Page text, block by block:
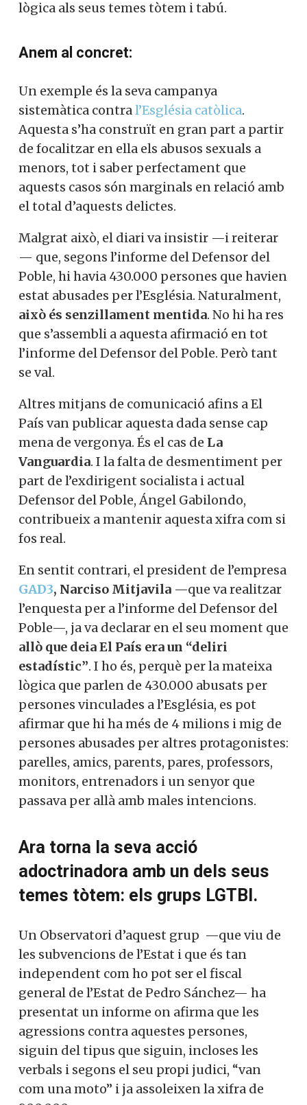
lògica als seus temes tòtem i tabú.
Anem al concret:
Un exemple és la seva campanya
sistemàtica contral’Església catòlica.
Aquesta s’ha construït en gran part a partir
de focalitzar en ella els abusos sexuals a
menors, tot i saber perfectament que
aquests casos són marginals en relació amb
el total d’aquests delictes.
Malgrat això, el diari va insistir —i reiterar
— que, segons l’informe del Defensor del
Poble, hi havia 430.000 persones que havien
estat abusades per l’Església. Naturalment,
això és senzillament mentida. No hi ha res
que s’assembli a aquesta afirmació en tot
l’informe del Defensor del Poble. Però tant
se val.
Altres mitjans de comunicació afins a El
País van publicar aquesta dada sense cap
mena de vergonya. És el cas de La
Vanguardia. I la falta de desmentiment per
part de l’exdirigent socialista i actual
Defensor del Poble, Ángel Gabilondo,
contribueix a mantenir aquesta xifra com si
fos real.
En sentit contrari, el president de l’empresa
GAD3, Narciso Mitjavila —que va realitzar
l’enquesta per a l’informe del Defensor del
Poble—, ja va declarar en el seu moment que
allò que deia El País era un “deliri
estadístic”. I ho és, perquè per la mateixa
lògica que parlen de 430.000 abusats per
persones vinculades a l’Església, es pot
afirmar que hi ha més de 4 milions i mig de
persones abusades per altres protagonistes:
parelles, amics, parents, pares, professors,
monitors, entrenadors i un senyor que
passava per allà amb males intencions.
Ara torna la seva acció
adoctrinadora amb un dels seus
temes tòtem: els grups LGTBI.
Un Observatori d’aquest grup —que viu de
les subvencions de l’Estat i que és tan
independent com ho pot ser el fiscal
general de l’Estat de Pedro Sánchez— ha
presentat un informe on afirma que les
agressions contra aquestes persones,
siguin del tipus que siguin, incloses les
verbals i segons el seu propi judici, “van
com una moto” i ja assoleixen la xifra de